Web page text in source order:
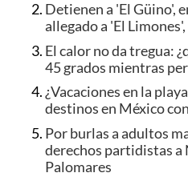
Detienen a 'El Güino',
allegado a 'El
El calor no da tregua:
45 grados mientras
¿Vacaciones en la
destinos en México
Por burlas a adultos
derechos partidistas a
Palomares